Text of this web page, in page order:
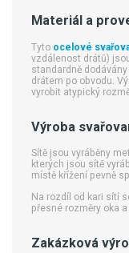
Materiál a
Tyto ocelové
vzdálenost drátů)
standardně
drátem po obvodu.
vyrobit atypický
Výroba
Sítě jsou vyráběny
kterých jsou sítě
místě křížení pevně
Na rozdíl od kari sítí
přesné rozměry oka
Zakázková